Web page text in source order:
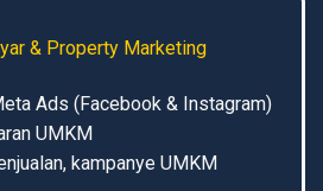
& Property Marketing
Ads (Facebook & Instagram)
UMKM
kampanye UMKM